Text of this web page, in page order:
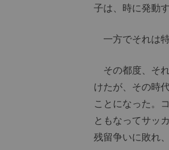
子は、時に発動
一方でそれは
その都度、そ
けたが、その時
ことになった。
ともなってサッ
残留争いに敗れ